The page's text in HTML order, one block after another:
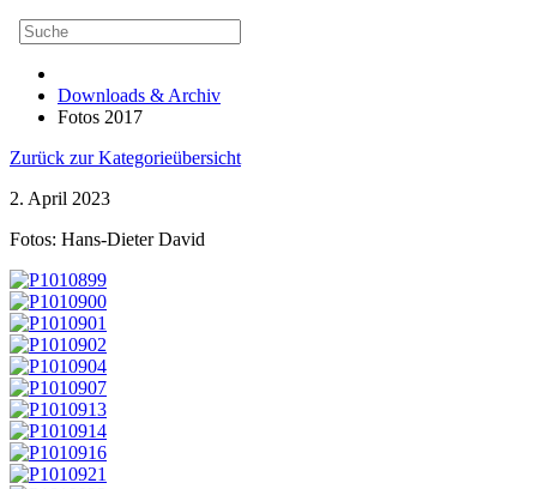
Downloads & Archiv
Fotos 2017
Zurück zur Kategorieübersicht
2. April 2023
Fotos: Hans-Dieter David